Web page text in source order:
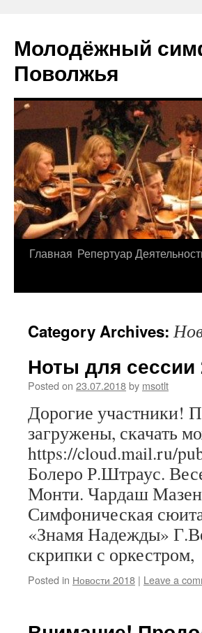
Молодёжный
Поволжья
Skip
Главная Репертуар
Category Archives:
Ноты для сессии
Posted on 23.07.2018by msotlt
Дорогие участники!
загружены, скачать
https://cloud.mail.ru/
Болеро Р.Штраус.
Монти. Чардаш
Симфоническая
«Знамя Надежды»
скрипки с
Posted in Новости 2018 | Leave a